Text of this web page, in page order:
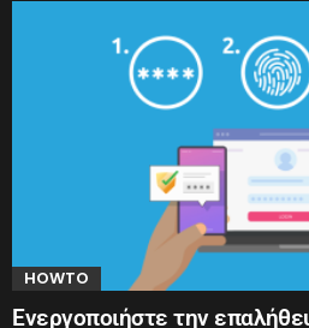
HOWTO
Ενεργοποιήστε την